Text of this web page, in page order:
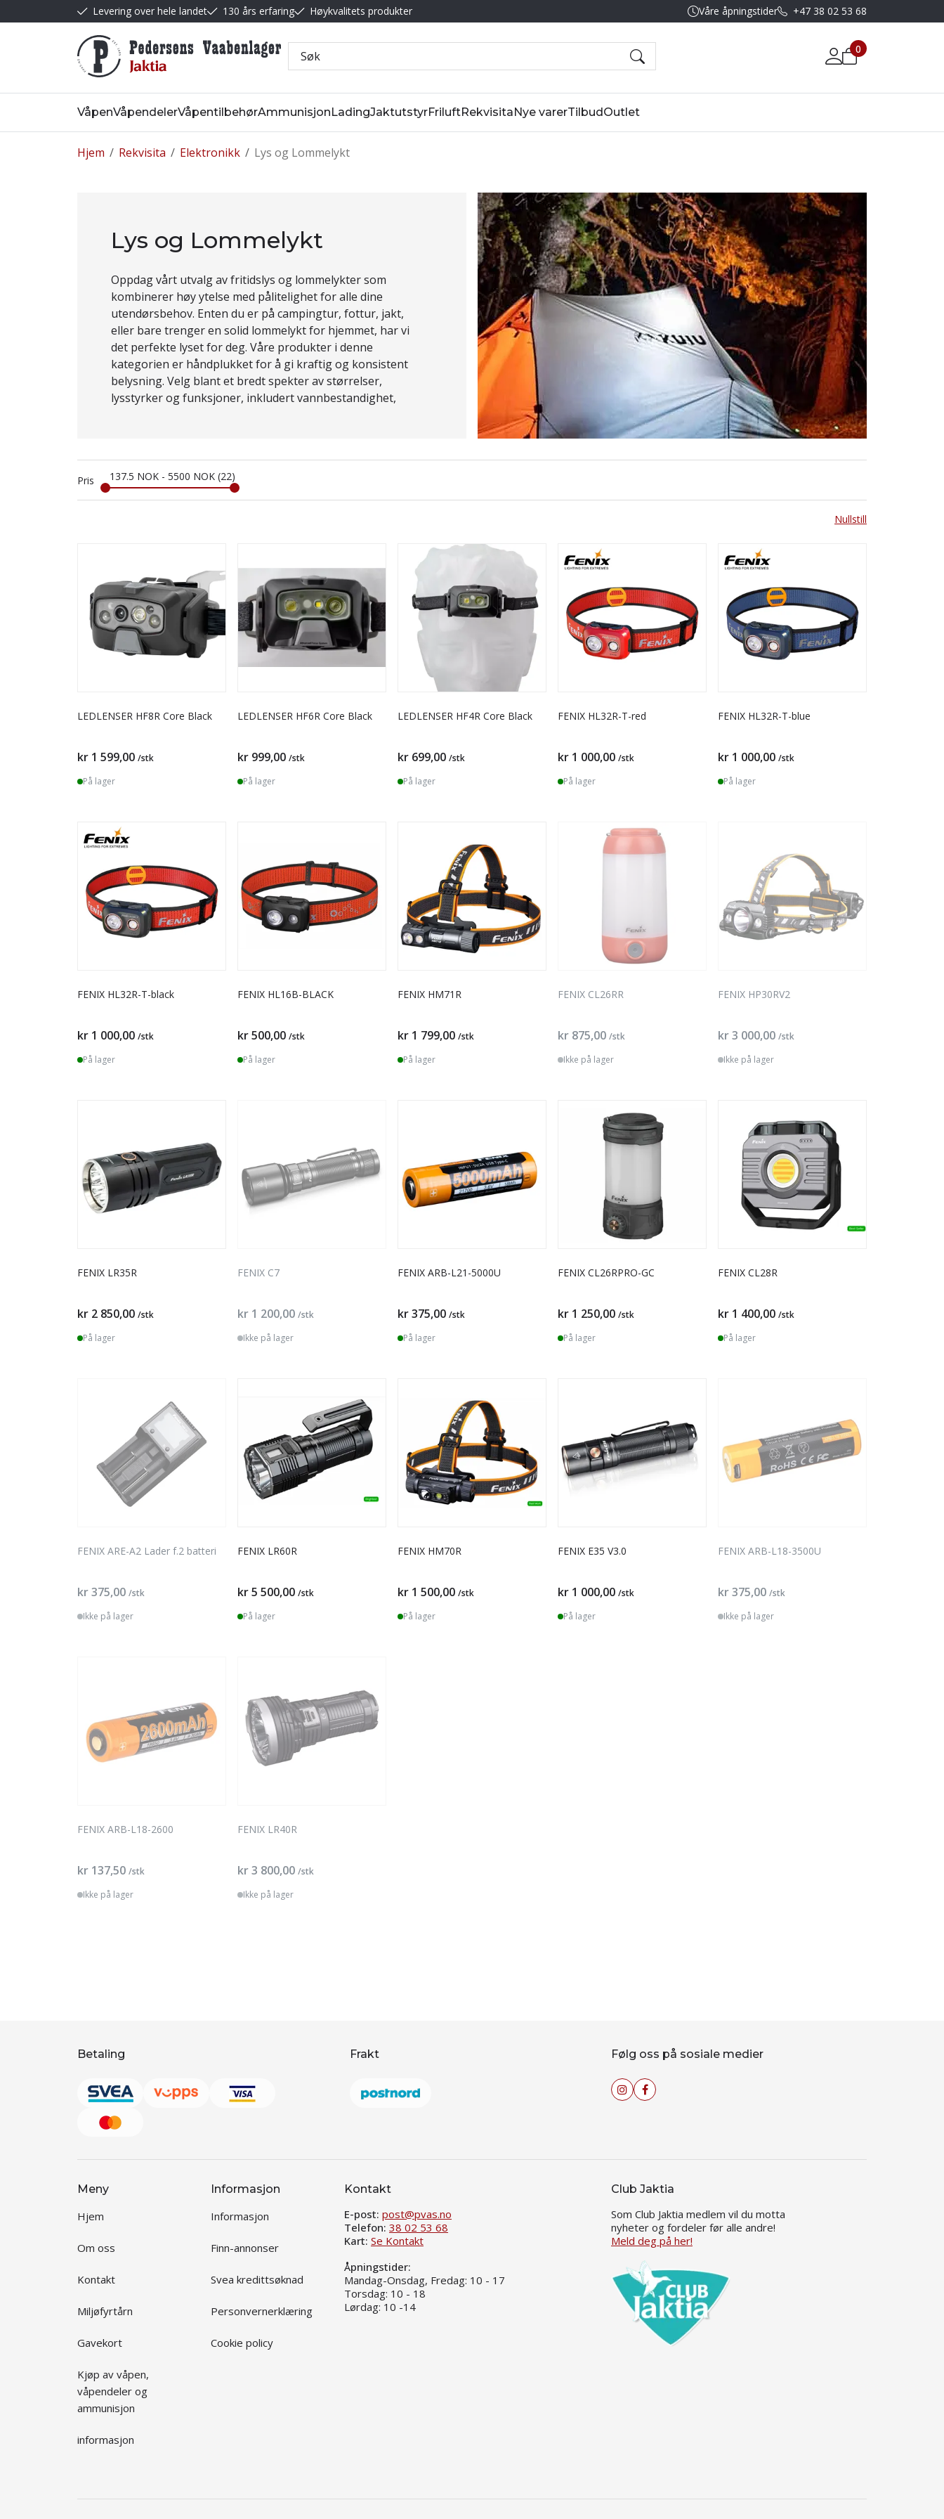
Levering over hele landet 130 års erfaring Høykvalitets produkter Våre åpningstider +47 38 02 53 68
0
VåpenVåpendelerVåpentilbehørAmmunisjonLadingJaktutstyrFriluftRekvisitaNye varerTilbudOutlet
/
Hjem /
Rekvisita /
Elektronikk Lys og Lommelykt
Lys og Lommelykt
Oppdag vårt utvalg av fritidslys og lommelykter som
kombinerer høy ytelse med pålitelighet for alle dine
utendørsbehov. Enten du er på campingtur, fottur, jakt,
eller bare trenger en solid lommelykt for hjemmet, har vi
det perfekte lyset for deg. Våre produkter i denne
kategorien er håndplukket for å gi kraftig og konsistent
belysning. Velg blant et bredt spekter av størrelser,
lysstyrker og funksjoner, inkludert vannbestandighet,
Pris 137.5 NOK - 5500 NOK 22
Nullstill
LEDLENSER HF8R Core Black
kr 1 599,00 /stk
På lager
LEDLENSER HF6R Core Black
kr 999,00 /stk
På lager
LEDLENSER HF4R Core Black
kr 699,00 /stk
På lager
FENIX HL32R-T-red
kr 1 000,00 /stk
På lager
FENIX HL32R-T-blue
kr 1 000,00 /stk
På lager
FENIX HL32R-T-black
kr 1 000,00 /stk
På lager
FENIX HL16B-BLACK
kr 500,00 /stk
På lager
FENIX HM71R
kr 1 799,00 /stk
På lager
FENIX CL26RR
kr 875,00 /stk
Ikke på lager
FENIX HP30RV2
kr 3 000,00 /stk
Ikke på lager
FENIX LR35R
kr 2 850,00 /stk
På lager
FENIX C7
kr 1 200,00 /stk
Ikke på lager
FENIX ARB-L21-5000U
kr 375,00 /stk
På lager
FENIX CL26RPRO-GC
kr 1 250,00 /stk
På lager
FENIX CL28R
kr 1 400,00 /stk
På lager
FENIX ARE-A2 Lader f.2 batteri
kr 375,00 /stk
Ikke på lager
FENIX LR60R
kr 5 500,00 /stk
På lager
FENIX HM70R
kr 1 500,00 /stk
På lager
FENIX E35 V3.0
kr 1 000,00 /stk
På lager
FENIX ARB-L18-3500U
kr 375,00 /stk
Ikke på lager
FENIX ARB-L18-2600
kr 137,50 /stk
Ikke på lager
FENIX LR40R
kr 3 800,00 /stk
Ikke på lager
Betaling Frakt Følg oss på sosiale medier
Meny
Hjem
Om oss
Kontakt
Miljøfyrtårn
Gavekort
Kjøp av våpen,
våpendeler og
ammunisjon
informasjon
Informasjon
Informasjon
Finn-annonser
Svea kredittsøknad
Personvernerklæring
Cookie policy
Kontakt
E-post: post@pvas.no
Telefon: 38 02 53 68
Kart: Se Kontakt
Åpningstider:
Mandag-Onsdag, Fredag: 10 - 17
Torsdag: 10 - 18
Lørdag: 10 -14
Club Jaktia
Som Club Jaktia medlem vil du motta
nyheter og fordeler før alle andre!
Meld deg på her!